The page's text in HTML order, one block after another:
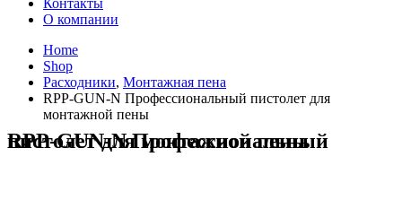
Контакты
О компании
Home
Shop
Расходники, Монтажная пена
RPP-GUN-N Профессиональный пистолет для
монтажной пены
RPP-GUN-N Профессиональный пистолет для монтажной пены